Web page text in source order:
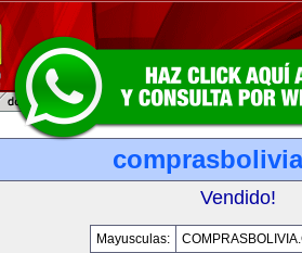
Vendido!
Mayusculas: